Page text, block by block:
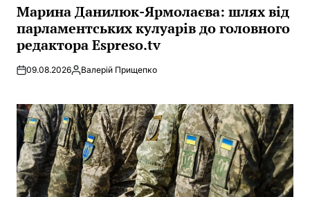
IN
Марина Данилюк-Ярмолаєва: шлях від
парламентських кулуарів до головного
редактора Espreso.tv
09.08.2026Posted
Валерій Прищепко